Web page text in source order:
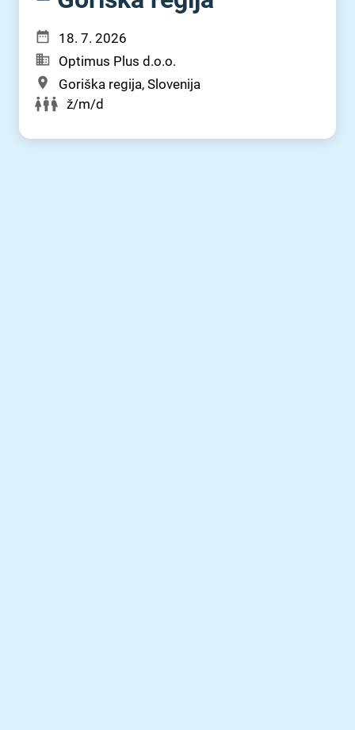
18. 7. 2026
Optimus Plus d.o.o.
Goriška regija, Slovenija
ž/m/d